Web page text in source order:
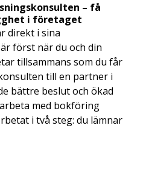
– få
i företaget
direkt i sina
först när du och din
tillsammans som du får
till en partner i
bättre beslut och ökad
med bokföring
i två steg: du lämnar